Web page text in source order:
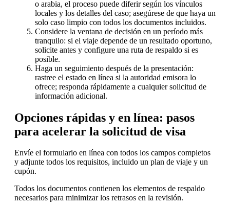
o arabia, el proceso puede diferir según los vínculos
locales y los detalles del caso; asegúrese de que haya un
solo caso limpio con todos los documentos incluidos.
Considere la ventana de decisión en un período más
tranquilo: si el viaje depende de un resultado oportuno,
solicite antes y configure una ruta de respaldo si es
posible.
Haga un seguimiento después de la presentación:
rastree el estado en línea si la autoridad emisora lo
ofrece; responda rápidamente a cualquier solicitud de
información adicional.
Opciones rápidas y en línea: pasos
para acelerar la solicitud de visa
Envíe el formulario en línea con todos los campos completos
y adjunte todos los requisitos, incluido un plan de viaje y un
cupón.
Todos los documentos contienen los elementos de respaldo
necesarios para minimizar los retrasos en la revisión.